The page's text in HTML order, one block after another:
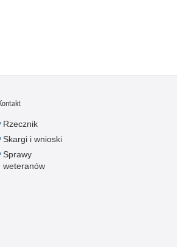
Nietrzeźwi kierujący
Nietrzeźwi opiekunowie
Rzecznik
Skargi i wnioski
Sprawy
weteranów